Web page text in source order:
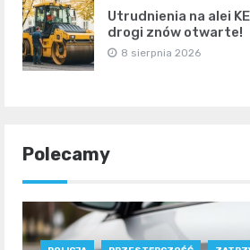
Utrudnienia na alei
drogi znów otwarte!
8 sierpnia 2026
Polecamy